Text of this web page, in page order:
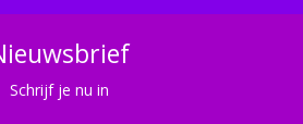
Schrijf je nu in